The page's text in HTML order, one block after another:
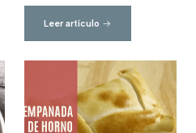
Leer artículo